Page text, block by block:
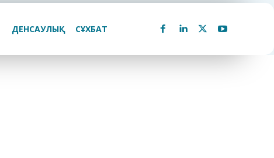
ДЕНСАУЛЫҚ СҰХБАТ